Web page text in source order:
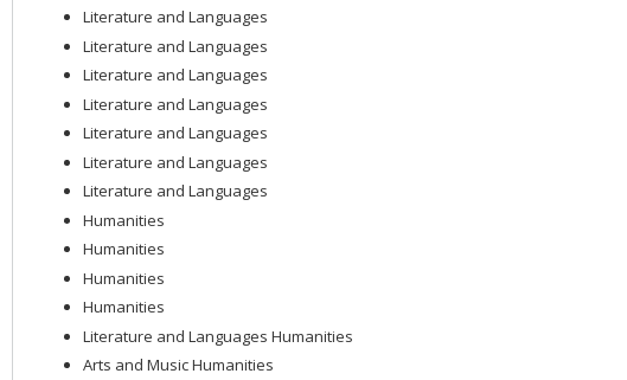
Literature and Languages
Literature and Languages
Literature and Languages
Literature and Languages
Literature and Languages
Literature and Languages
Literature and Languages
Humanities
Humanities
Humanities
Humanities
Literature and Languages Humanities
Arts and Music Humanities